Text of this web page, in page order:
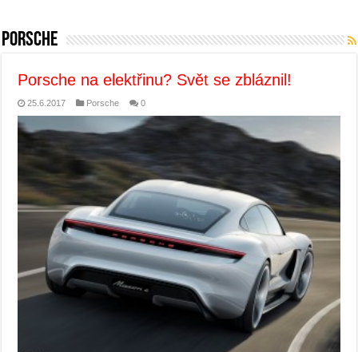
Porsche
Porsche na elektřinu? Svět se zbláznil!
25.6.2017 Porsche 0